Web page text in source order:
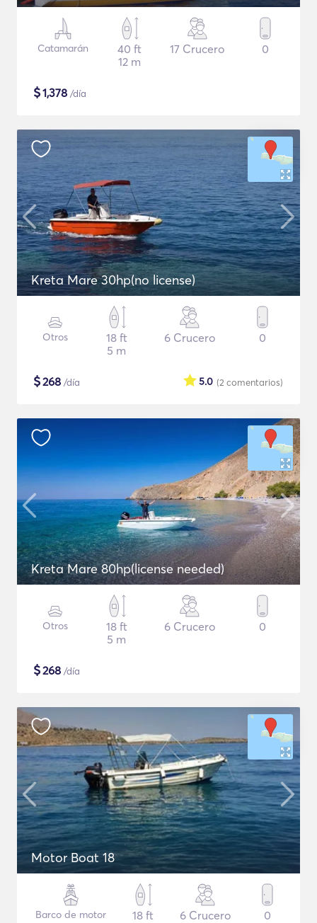
Catamarán
40 ft
12 m
17 Crucero 0
$1,378 /día
Kreta Mare 30hp(no license)
Otros
18 ft
5 m
6 Crucero 0
$268 /día (2 comentarios)
5.0
Kreta Mare 80hp(license needed)
Otros
18 ft
5 m
6 Crucero 0
$268 /día
Motor Boat 18
Barco de motor
18 ft
6 Crucero 0